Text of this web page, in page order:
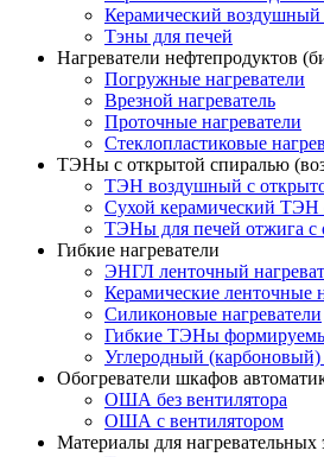
Керамический воздушный
Тэны для печей
Нагреватели нефтепродуктов
Погружные нагреватели
Врезной нагреватель
Проточные нагреватели
Стеклопластиковые
ТЭНы с открытой спиралью
ТЭН воздушный с
Сухой керамический ТЭН
ТЭНы для печей отжига с
Гибкие нагреватели
ЭНГЛ ленточный
Керамические ленточные
Силиконовые нагреватели
Гибкие ТЭНы
Углеродный (карбоновый)
Обогреватели шкафов
ОША без вентилятора
ОША с вентилятором
Материалы для нагревательных